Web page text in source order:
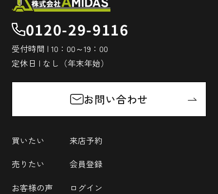
0120-29-9116
受付時間 | 10：00～19：00
定休日 | なし（年末年始）
お問い合わせ
買いたい
売りたい
お客様の声
来店予約
会員登録
ログイン